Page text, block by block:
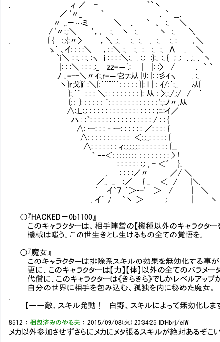
. ィ ／ - ｀`丶
／ '〃_ ｀ ､ ｀ __､
〃 ,.－…ミ ＼ 、 ｀ 、 :. ＼
/ '〃:.;＼ ‘，､ :. 丶 :. 丶 :. ＼
. { {Ⅵ:.:{:〃> ，＼ .:. :. :. . :. :. : ､＼
ゝ｀ ､イ: : : :＼ ，: :＼ :. :. : :. :. ΛⅥ. ＼
｀ｉ＼ : :. : :. :ヽ i : : : :＼:. . :.: :}:､ :. { ; .: . .:. ､ 丶
|: : :＼ : : : .:_Ⅵｚｚ=＝'.:Ⅵ｜ |: :〉Ⅵ/ . ｀ `
ﾉ ､=ｰ-＼〃ｲ:,r=＝它ﾌ:从 |ﾘ: |: :彡ｲヽ . :.
丶}ｒ戈}i' :＼{:｀¨¨¨´: : : : : }|: l | : ｲ/:｀:..Ⅴ 从{
}:.｀´! : : : ＼: : : : : : : : : }: 从 : 〉:.:./.:/ / ｀
. {:.:. }: : : : : : ｀: : : : : : : : : : : : :.':,:ノ〃,从 非合理
∧:.Ｌ:.: : : : : : : : : : : : : : : : : : ;ﾆ:イ／
ハ : :｀: : : : : : : : : : : : : : : : / : : { ――私の能
∧: ー: : : ‐ ー: : : : : : ／: : : : {
∧: : : : : : : : : : : ＜:.:..: : : : : {
∧: : : : : : : ィ:.:.:.:.:.: : : : : : : : {__
` ‐‐＜: :.:.:.:.:.:.:. : : : : : : : : 〉 !
Ⅵ: : : : : : :,: , - ＜´ }､
, Ⅵ: : : :／〃 ／/ ＼
／.. _Ⅵ:／ { _ ＜ / |＼
´ イ`７ ｀＞‐-' ＞ / | ＼
. イ´ ﾉ￣ `丶 ＞ .: | 丶
○『HACKED－0b1100』
このキャラクターは、相手陣営の【機種以外のキャラクター
機械は嗤う。この世生きとし生けるもの全ての覚悟を。
○『魔女』
このキャラクターは排除系スキルの効果を無効化する事が
更に、このキャラクターは【力】【体】以外の全てのパラメータ
代償に、このキャラクターは《きらきら》でしかレベルアップ
自分の世界に相手を包み込む、孤独を内に秘めた魔女。
【――敵、スキル発動！ 白野、スキルによって無効化しま
8512 ：梱包済みのやる夫 ：2015/09/08(火) 20:34:25 ID:Hbrj/eiW
メカ以外参加させずさらにメカにメタ張るスキルが絶対あるぞこ